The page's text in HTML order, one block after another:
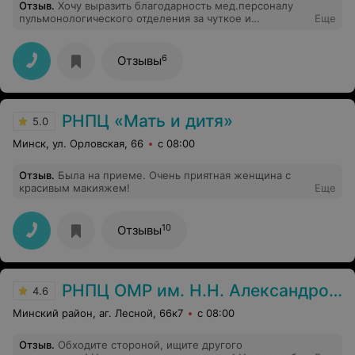
Отзыв. Хочу выразить благодарность мед.персоналу
пульмонологического отделения за чуткое и
санитарок палаты убирались два раза в день (не в
каждой больнице есть такое). Постельное бельё
менялось регулярно, что тоже имеет большой плюс.
Особая благодарность лечащему врачу Лобановой Н.Н.
Спасибо Вам, за ваш профессионализм! Р.S А вот еда
не ела бы! А про разнообразие в меню или овощах
вообще речи нет!
Еще
Отзывы6
5.0 РНПЦ «Мать и дитя»
Минск, ул. Орловская, 66 с 08:00
Отзыв. Была на приеме. Очень приятная женщина с
красивым макияжем!
Еще
Отзывы10
4.6 РНПЦ ОМР им. Н.Н. Александрова
Минский район, аг. Лесной, 66к7 с 08:00
Отзыв. Обходите стороной, ищите другого